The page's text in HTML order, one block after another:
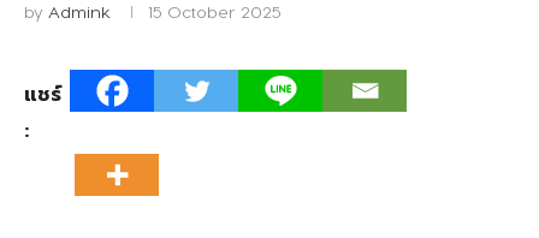
by Admink 15 October 2025
แชร์
: